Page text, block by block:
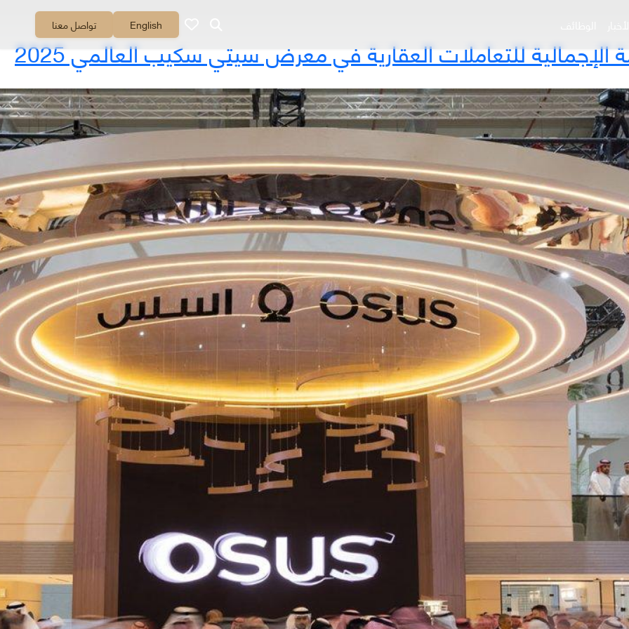
English تواصل معنا
الإجمالية للتعاملات العقارية في معرض سيتي سكيب العالمي 2025